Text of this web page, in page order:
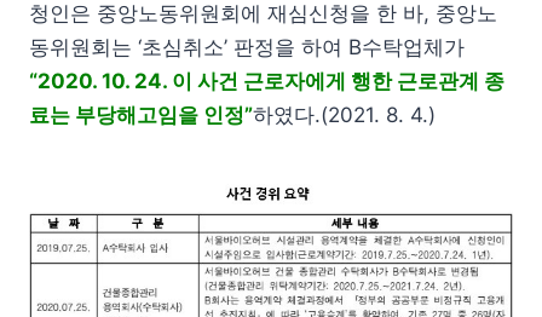
청인은 중앙노동위원회에 재심신청을 한 바, 중앙노
동위원회는 ‘초심취소’ 판정을 하여 B수탁업체가
“2020. 10. 24. 이 사건 근로자에게 행한 근로관계 종
료는 부당해고임을 인정”하였다.(2021. 8. 4.)